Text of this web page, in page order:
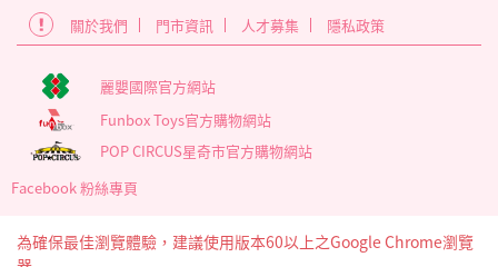
關於我們 門市資訊 人才募集 隱私政策
麗嬰國際官方網站
Funbox Toys官方購物網站
POP CIRCUS星奇市官方購物網站
Facebook 粉絲專頁
為確保最佳瀏覽體驗，建議使用版本60以上之Google Chrome瀏覽